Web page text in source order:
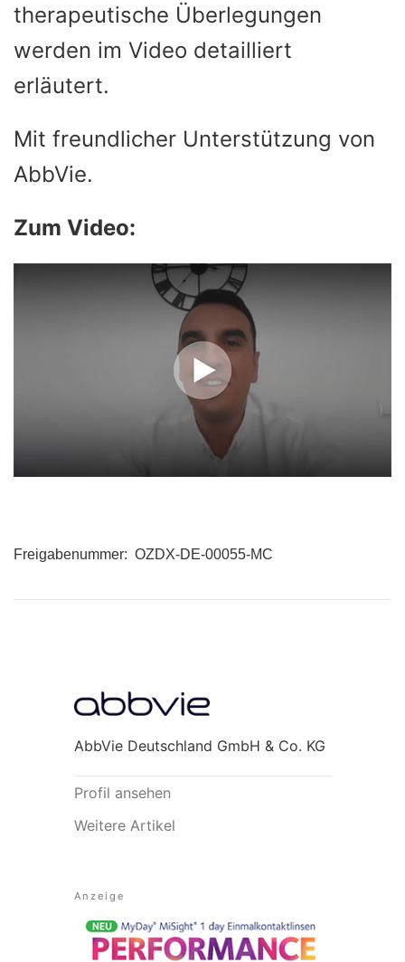
therapeutische Überlegungen
werden im Video detailliert
erläutert.
Mit freundlicher Unterstützung von
AbbVie.
Zum Video:
Freigabenummer: OZDX-DE-00055-MC
AbbVie Deutschland GmbH & Co. KG
Profil ansehen
Weitere Artikel